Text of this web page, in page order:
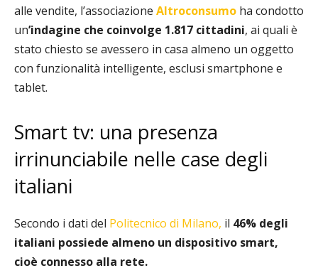
alle vendite, l’associazione Altroconsumo ha condotto
un’indagine che coinvolge 1.817 cittadini, ai quali è
stato chiesto se avessero in casa almeno un oggetto
con funzionalità intelligente, esclusi smartphone e
tablet.
Smart tv: una presenza
irrinunciabile nelle case degli
italiani
Secondo i dati del Politecnico di Milano, il 46% degli
italiani possiede almeno un dispositivo smart,
cioè connesso alla rete.